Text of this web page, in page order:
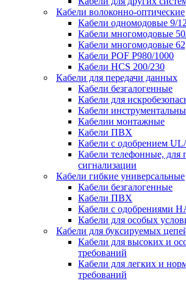
Кабели волоконно-оптические
Кабели одномодовые 9/
Кабели многомодовые
Кабели многомодовые
Кабели POF P980/1000
Кабели HCS 200/230
Кабели для передачи данных
Кабели безгалогенные
Кабели для
Кабели
Кабелии монтажные
Кабели ПВХ
Кабели с одобрением
Кабели телефонные, для
сигнализации
Кабели гибкие универсальные
Кабели безгалогенные
Кабели ПВХ
Кабели с одобрениями
Кабели для особых
Кабели для буксируемых
Кабели для высоких и
требований
Кабели для легких и
требований